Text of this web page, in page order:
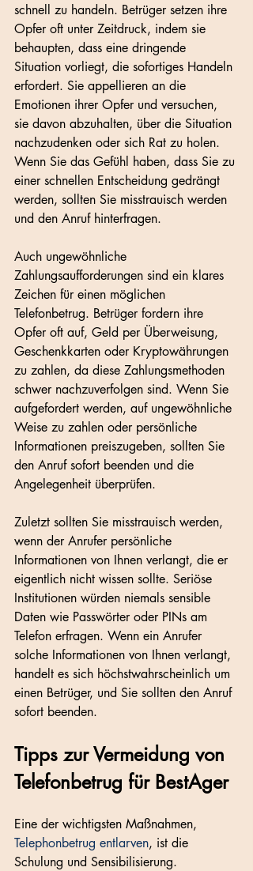
schnell zu handeln. Betrüger setzen ihre
Opfer oft unter Zeitdruck, indem sie
behaupten, dass eine dringende
Situation vorliegt, die sofortiges Handeln
erfordert. Sie appellieren an die
Emotionen ihrer Opfer und versuchen,
sie davon abzuhalten, über die Situation
nachzudenken oder sich Rat zu holen.
Wenn Sie das Gefühl haben, dass Sie zu
einer schnellen Entscheidung gedrängt
werden, sollten Sie misstrauisch werden
und den Anruf hinterfragen.
Auch ungewöhnliche
Zahlungsaufforderungen sind ein klares
Zeichen für einen möglichen
Telefonbetrug. Betrüger fordern ihre
Opfer oft auf, Geld per Überweisung,
Geschenkkarten oder Kryptowährungen
zu zahlen, da diese Zahlungsmethoden
schwer nachzuverfolgen sind. Wenn Sie
aufgefordert werden, auf ungewöhnliche
Weise zu zahlen oder persönliche
Informationen preiszugeben, sollten Sie
den Anruf sofort beenden und die
Angelegenheit überprüfen.
Zuletzt sollten Sie misstrauisch werden,
wenn der Anrufer persönliche
Informationen von Ihnen verlangt, die er
eigentlich nicht wissen sollte. Seriöse
Institutionen würden niemals sensible
Daten wie Passwörter oder PINs am
Telefon erfragen. Wenn ein Anrufer
solche Informationen von Ihnen verlangt,
handelt es sich höchstwahrscheinlich um
einen Betrüger, und Sie sollten den Anruf
sofort beenden.
Tipps zur Vermeidung von
Telefonbetrug für BestAger
Eine der wichtigsten Maßnahmen,
Telephonbetrug entlarven, ist die
Schulung und Sensibilisierung.